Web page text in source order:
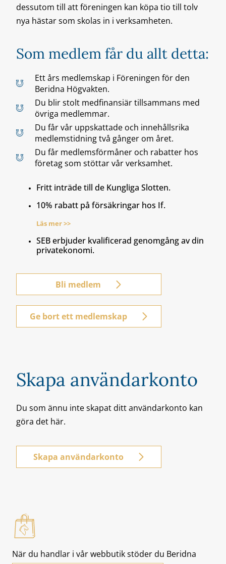
dessutom till att föreningen kan köpa tio till tolv
nya hästar som skolas in i verksamheten.
Som medlem får du allt detta:
Ett års medlemskap i Föreningen för den
Beridna Högvakten.
Du blir stolt medfinansiär tillsammans med
övriga medlemmar.
Du får vår uppskattade och innehållsrika
medlemstidning två gånger om året.
Du får medlemsförmåner och rabatter hos
företag som stöttar vår verksamhet.
Fritt inträde till de Kungliga Slotten.
10% rabatt på försäkringar hos If.
Läs mer >>
SEB erbjuder kvalificerad genomgång av din
privatekonomi.
Bli medlem
Ge bort ett medlemskap
Skapa användarkonto
Du som ännu inte skapat ditt användarkonto kan
göra det här.
Skapa användarkonto
När du handlar i vår webbutik stöder du Beridna